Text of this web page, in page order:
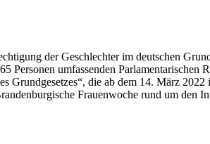
der Geschlechter im deutschen
umfassenden Parlamentarischen
die ab dem 14. März
Frauenwoche rund um den